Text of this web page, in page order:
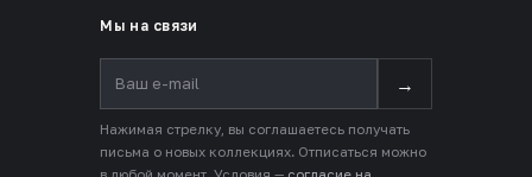
Мы на связи
→
Нажимая стрелку, вы соглашаетесь получать
письма о новых коллекциях. Отписаться можно